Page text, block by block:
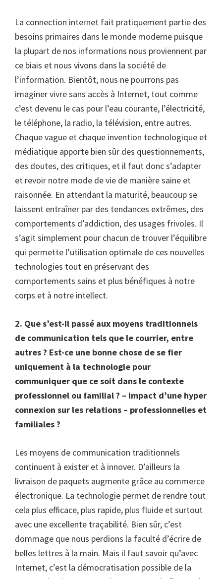
La connection internet fait pratiquement partie des
besoins primaires dans le monde moderne puisque
la plupart de nos informations nous proviennent par
ce biais et nous vivons dans la société de
l’information. Bientôt, nous ne pourrons pas
imaginer vivre sans accès à Internet, tout comme
c’est devenu le cas pour l’eau courante, l’électricité,
le téléphone, la radio, la télévision, entre autres.
Chaque vague et chaque invention technologique et
médiatique apporte bien sûr des questionnements,
des doutes, des critiques, et il faut donc s’adapter
et revoir notre mode de vie de manière saine et
raisonnée. En attendant la maturité, beaucoup se
laissent entraîner par des tendances extrêmes, des
comportements d’addiction, des usages frivoles. Il
s’agit simplement pour chacun de trouver l’équilibre
qui permette l’utilisation optimale de ces nouvelles
technologies tout en préservant des
comportements sains et plus bénéfiques à notre
corps et à notre intellect.
2. Que s’est-il passé aux moyens traditionnels
de communication tels que le courrier, entre
autres ? Est-ce une bonne chose de se fier
uniquement à la technologie pour
communiquer que ce soit dans le contexte
professionnel ou familial ? – Impact d’une hyper
connexion sur les relations – professionnelles et
familiales ?
Les moyens de communication traditionnels
continuent à exister et à innover. D’ailleurs la
livraison de paquets augmente grâce au commerce
électronique. La technologie permet de rendre tout
cela plus efficace, plus rapide, plus fluide et surtout
avec une excellente traçabilité. Bien sûr, c’est
dommage que nous perdions la faculté d’écrire de
belles lettres à la main. Mais il faut savoir qu’avec
Internet, c’est la démocratisation possible de la